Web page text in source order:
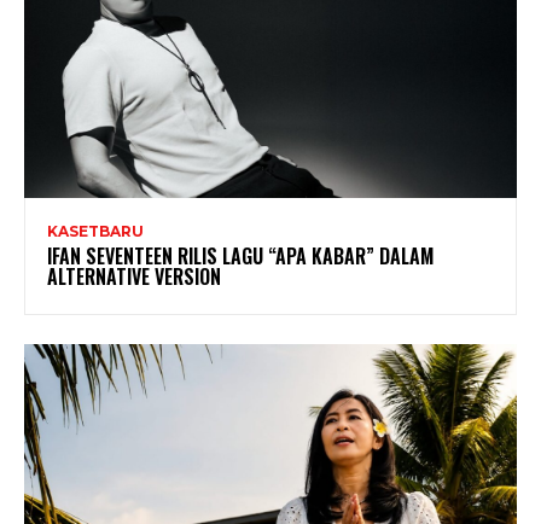
KASETBARU
IFAN SEVENTEEN RILIS LAGU “APA KABAR” DALAM
ALTERNATIVE VERSION